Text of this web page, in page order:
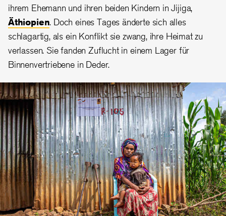
ihrem Ehemann und ihren beiden Kindern in Jijiga,
Äthiopien. Doch eines Tages änderte sich alles
schlagartig, als ein Konflikt sie zwang, ihre Heimat zu
verlassen. Sie fanden Zuflucht in einem Lager für
Binnenvertriebene in Deder.